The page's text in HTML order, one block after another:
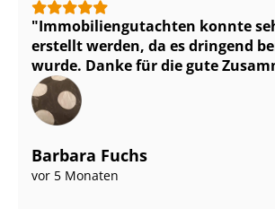
Im­mo­bi­li­en­gut­ach­ten konnte
erstellt werden, da es dringend
wurde. Danke für die gute
Barbara Fuchs
vor 5 Monaten